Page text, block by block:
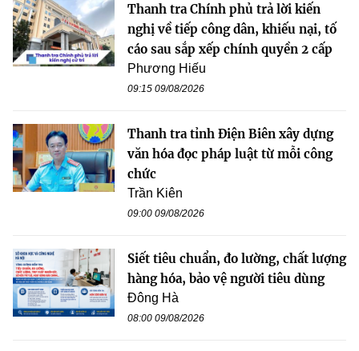
Thanh tra Chính phủ trả lời kiến
nghị về tiếp công dân, khiếu nại, tố
cáo sau sắp xếp chính quyền 2 cấp
Phương Hiếu
09:15 09/08/2026
Thanh tra tỉnh Điện Biên xây dựng
văn hóa đọc pháp luật từ mỗi công
chức
Trần Kiên
09:00 09/08/2026
Siết tiêu chuẩn, đo lường, chất lượng
hàng hóa, bảo vệ người tiêu dùng
Đông Hà
08:00 09/08/2026